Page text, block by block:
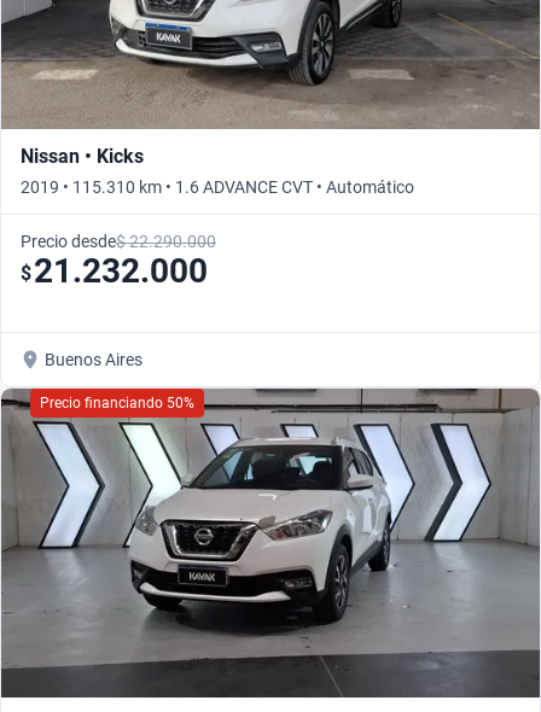
Nissan • Kicks
2019 • 115.310 km • 1.6 ADVANCE CVT • Automático
Precio desde$ 22.290.000
$21.232.000
Buenos Aires
Precio financiando 50%